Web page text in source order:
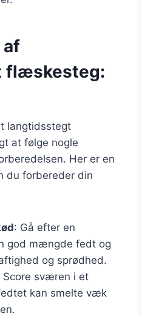
af
flæskesteg:
langtidsstegt
at følge nogle
Her er en
du forbereder din
: Gå efter en
god mængde fedt og
og sprødhed.
Score sværen i et
kan smelte væk